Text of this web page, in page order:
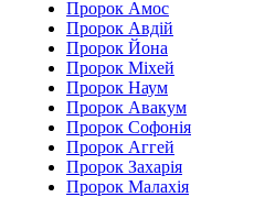
Пророк Амос
Пророк Авдій
Пророк Йона
Пророк Міхей
Пророк Наум
Пророк Авакум
Пророк Софонія
Пророк Аггей
Пророк Захарія
Пророк Малахія